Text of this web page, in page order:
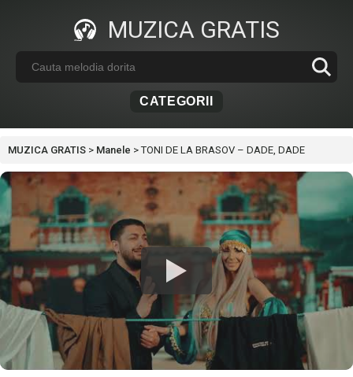
MUZICA GRATIS
CATEGORII
MUZICA GRATIS > Manele >TONI DE LA BRASOV – DADE, DADE